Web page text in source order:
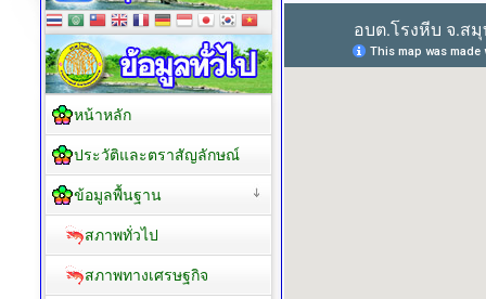
หน้าหลัก
ประวัติและตราสัญลักษณ์
ข้อมูลพื้นฐาน
สภาพทั่วไป
สภาพทางเศรษฐกิจ